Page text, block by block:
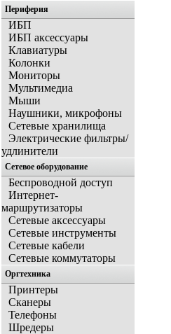
Периферия
ИБП
ИБП аксессуары
Клавиатуры
Колонки
Мониторы
Мультимедиа
Мыши
Наушники, микрофоны
Сетевые хранилища
Электрические фильтры/
удлинители
Сетевое оборудование
Беспроводной доступ
Интернет-
маршрутизаторы
Сетевые аксессуары
Сетевые инструменты
Сетевые кабели
Сетевые коммутаторы
Оргтехника
Принтеры
Сканеры
Телефоны
Шредеры